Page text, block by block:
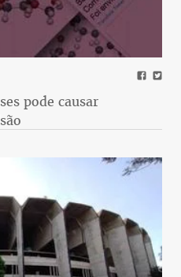
pode causar